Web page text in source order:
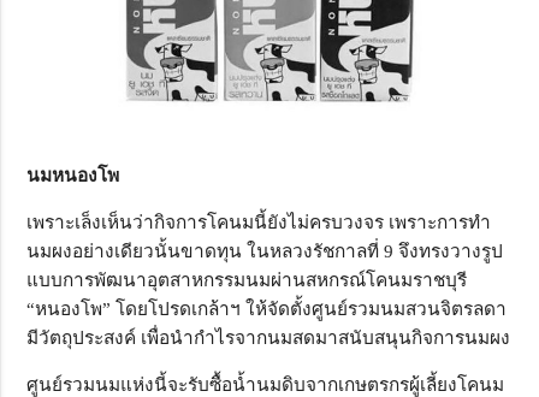
นมหนองโพ
เพราะเล็งเห็นว่ากิจการโคนมนี้ยังไม่ครบวงจร เพราะการทำ
นมผงอย่างเดียวนั้นขาดทุน ในหลวงรัชกาลที่ 9 จึงทรงวางรูป
แบบการพัฒนาอุตสาหกรรมนมผ่านสหกรณ์โคนมราชบุรี
“หนองโพ” โดยโปรดเกล้าฯ ให้จัดตั้งศูนย์รวมนมสวนจิตรลดา
มีวัตถุประสงค์ เพื่อนำกำไรจากนมสดมาสนับสนุนกิจการนมผง
ศูนย์รวมนมแห่งนี้จะรับซื้อน้ำนมดิบจากเกษตรกรผู้เลี้ยงโคนม